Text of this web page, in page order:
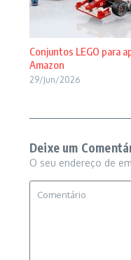
Conjuntos LEGO para
Amazon
29/Jun/2026
Deixe um
O seu endereço de